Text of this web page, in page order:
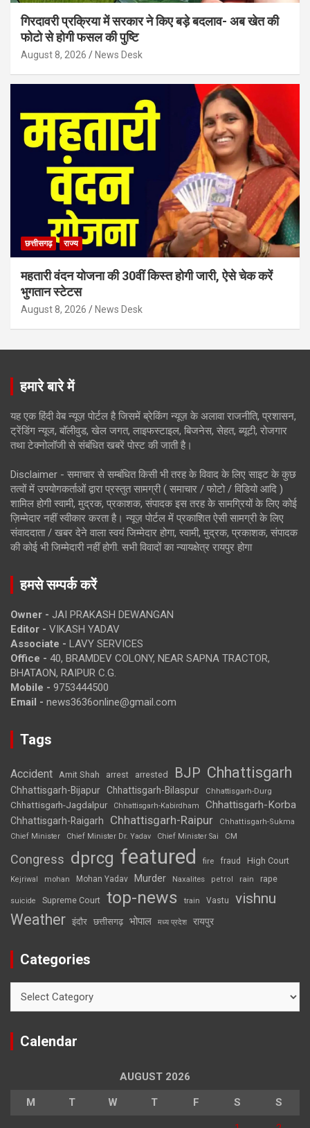
गिरदावरी प्रक्रिया में सरकार ने किए बड़े बदलाव- अब खेत की
फोटो से होगी फसल की पुष्टि
August 8, 2026 News Desk
छत्तीसगढ़ राज्य
महतारी वंदन योजना की 30वीं किस्त होगी जारी, ऐसे चेक करें
भुगतान स्टेटस
August 8, 2026 News Desk
हमारे बारे में
यह एक हिंदी वेब न्यूज़ पोर्टल है जिसमें ब्रेकिंग न्यूज़ के अलावा राजनीति, प्रशासन,
ट्रेंडिंग न्यूज, बॉलीवुड, खेल जगत, लाइफस्टाइल, बिजनेस, सेहत, ब्यूटी, रोजगार
तथा टेक्नोलॉजी से संबंधित खबरें पोस्ट की जाती है।
Disclaimer - समाचार से सम्बंधित किसी भी तरह के विवाद के लिए साइट के कुछ
तत्वों में उपयोगकर्ताओं द्वारा प्रस्तुत सामग्री ( समाचार / फोटो / विडियो आदि )
शामिल होगी स्वामी, मुद्रक, प्रकाशक, संपादक इस तरह के सामग्रियों के लिए कोई
ज़िम्मेदार नहीं स्वीकार करता है। न्यूज़ पोर्टल में प्रकाशित ऐसी सामग्री के लिए
संवाददाता / खबर देने वाला स्वयं जिम्मेदार होगा, स्वामी, मुद्रक, प्रकाशक, संपादक
की कोई भी जिम्मेदारी नहीं होगी. सभी विवादों का न्यायक्षेत्र रायपुर होगा
हमसे सम्पर्क करें
Owner - JAI PRAKASH DEWANGAN
Editor - VIKASH YADAV
Associate - LAVY SERVICES
Office - 40, BRAMDEV COLONY, NEAR SAPNA TRACTOR,
BHATAON, RAIPUR C.G.
Mobile - 9753444500
Email - news3636online@gmail.com
Tags
Accident Amit Shah arrest arrested BJP Chhattisgarh
Chhattisgarh-Bijapur Chhattisgarh-Bilaspur Chhattisgarh-Durg
Chhattisgarh-Jagdalpur Chhattisgarh-Kabirdham Chhattisgarh-Korba
Chhattisgarh-Raigarh Chhattisgarh-Raipur
Chhattisgarh-Sukma
Chief Minister
Chief Minister Dr. Yadav Chief Minister Sai CM
Congress dprcg featured fire fraud High Court
Kejriwal mohan Mohan Yadav Murder Naxalites petrol rain rape
suicide Supreme Court top-news train Vastu vishnu
Weather इंदौर छत्तीसगढ़ भोपाल मध्य प्रदेश रायपुर
Categories
Calendar
AUGUST 2026
M T W T F S S